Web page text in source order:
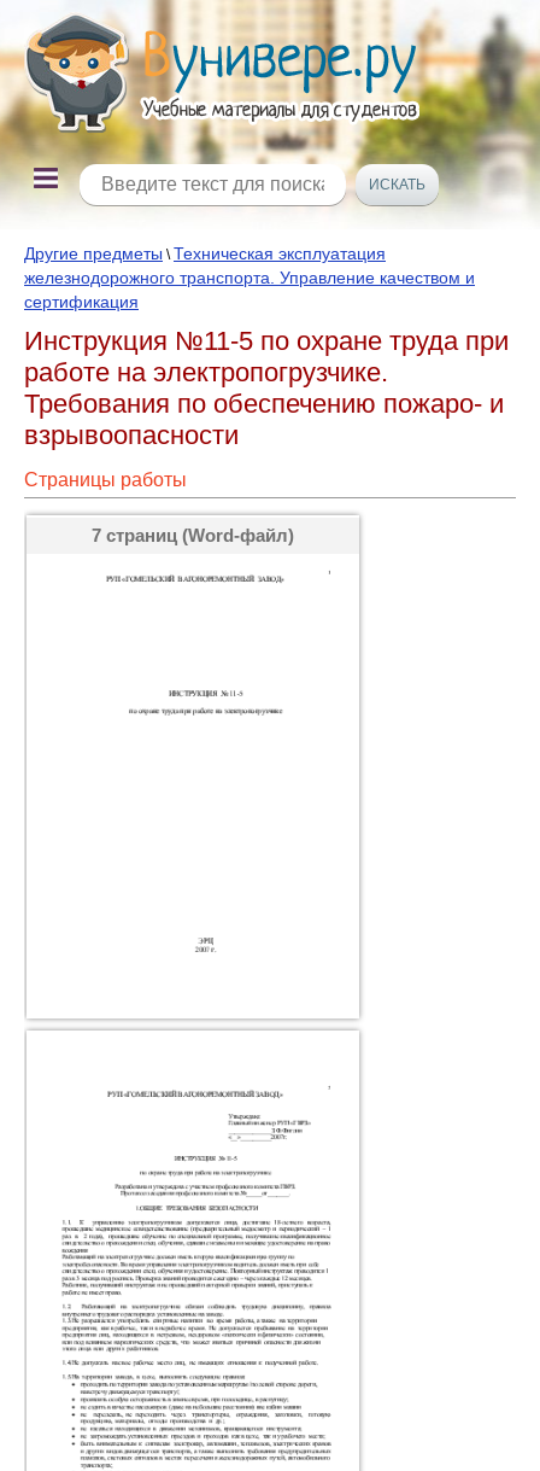
Другие предметы \Техническая эксплуатация
железнодорожного транспорта. Управление качеством и
сертификация
Инструкция №11-5 по охране труда при
работе на электропогрузчике.
Требования по обеспечению пожаро- и
взрывоопасности
Страницы работы
7 страниц (Word-файл)